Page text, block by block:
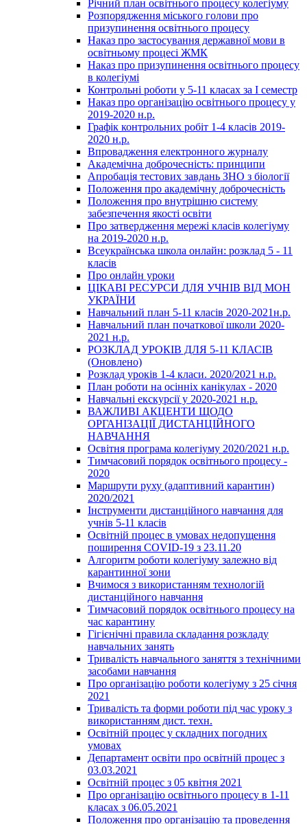
Річний план освітнього процесу колегіуму
Розпорядження міського голови про
призупинення освітнього процесу
Наказ про застосування державної мови в
освітньому процесі ЖМК
Наказ про призупинення освітнього процесу
в колегіумі
Контрольні роботи у 5-11 класах за І семестр
Наказ про організацію освітнього процесу у
2019-2020 н.р.
Графік контрольних робіт 1-4 класів 2019-
2020 н.р.
Впровадження електронного журналу
Академічна доброчесність: принципи
Апробація тестових завдань ЗНО з біології
Положення про академічну доброчесність
Положення про внутрішню систему
забезпечення якості освіти
Про затвердження мережі класів колегіуму
на 2019-2020 н.р.
Всеукраїнська школа онлайн: розклад 5 - 11
класів
Про онлайн уроки
ЦІКАВІ РЕСУРСИ ДЛЯ УЧНІВ ВІД МОН
УКРАЇНИ
Навчальний план 5-11 класів 2020-2021н.р.
Навчальний план початкової школи 2020-
2021 н.р.
РОЗКЛАД УРОКІВ ДЛЯ 5-11 КЛАСІВ
(Оновлено)
Розклад уроків 1-4 класи. 2020/2021 н.р.
План роботи на осінніх канікулах - 2020
Навчальні екскурсії у 2020-2021 н.р.
ВАЖЛИВІ АКЦЕНТИ ЩОДО
ОРГАНІЗАЦІЇ ДИСТАНЦІЙНОГО
НАВЧАННЯ
Освітня програма колегіуму 2020/2021 н.р.
Тимчасовий порядок освітнього процесу -
2020
Маршрути руху (адаптивний карантин)
2020/2021
Інструменти дистанційного навчання для
учнів 5-11 класів
Освітній процес в умовах недопущення
поширення COVID-19 з 23.11.20
Алгоритм роботи колегіуму залежно від
карантинної зони
Вчимося з використанням технологій
дистанційного навчання
Тимчасовий порядок освітнього процесу на
час карантину
Гігієнічні правила складання розкладу
навчальних занять
Тривалість навчального заняття з технічними
засобами навчання
Про організацію роботи колегіуму з 25 січня
2021
Тривалість та форми роботи під час уроку з
використанням дист. техн.
Освітній процес у складних погодних
умовах
Департамент освіти про освітній процес з
03.03.2021
Освітній процес з 05 квітня 2021
Про організацію освітнього процесу в 1-11
класах з 06.05.2021
Положення про організацію та проведення